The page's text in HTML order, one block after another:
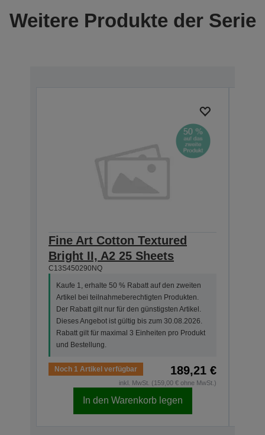
Weitere Produkte der Serie
Fine Art Cotton Textured
Bright II, A2 25 Sheets
C13S450290NQ
Kaufe 1, erhalte 50 % Rabatt auf den zweiten
Artikel bei teilnahmeberechtigten Produkten.
Der Rabatt gilt nur für den günstigsten Artikel.
Dieses Angebot ist gültig bis zum 30.08.2026.
Rabatt gilt für maximal 3 Einheiten pro Produkt
und Bestellung.
Noch 1 Artikel verfügbar 189,21 €
inkl. MwSt. (159,00 € ohne MwSt.)
In den Warenkorb legen